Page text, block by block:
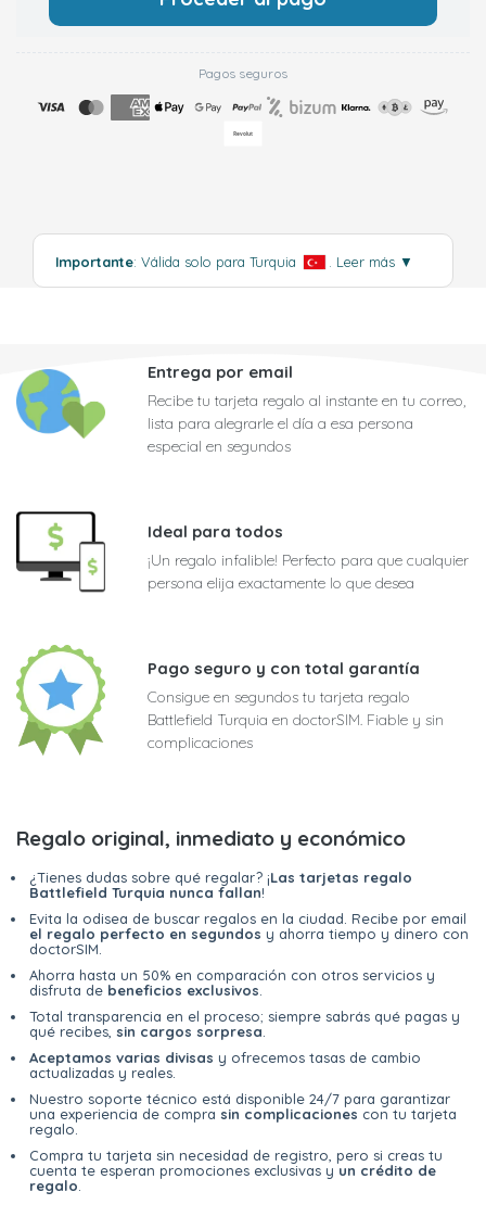
Pagos seguros
Importante: Válida solo para Turquia Leer más ▼
Entrega por email
Recibe tu tarjeta regalo al instante en tu correo,
lista para alegrarle el día a esa persona
especial en segundos
Ideal para todos
¡Un regalo infalible! Perfecto para que cualquier
persona elija exactamente lo que desea
Pago seguro y con total garantía
Consigue en segundos tu tarjeta regalo
Battlefield Turquia en doctorSIM. Fiable y sin
complicaciones
Regalo original, inmediato y económico
¿Tienes dudas sobre qué regalar? ¡Las tarjetas regalo
Battlefield Turquia nunca fallan!
Evita la odisea de buscar regalos en la ciudad. Recibe por email
el regalo perfecto en segundos y ahorra tiempo y dinero con
doctorSIM.
Ahorra hasta un 50% en comparación con otros servicios y
disfruta de beneficios exclusivos
Total transparencia en el proceso; siempre sabrás qué pagas y
qué recibes, sin cargos sorpresa
Aceptamos varias divisas y ofrecemos tasas de cambio
actualizadas y reales.
Nuestro soporte técnico está disponible 24/7 para garantizar
una experiencia de compra sin complicaciones con tu tarjeta
regalo.
Compra tu tarjeta sin necesidad de registro, pero si creas tu
cuenta te esperan promociones exclusivas yun crédito de
regalo